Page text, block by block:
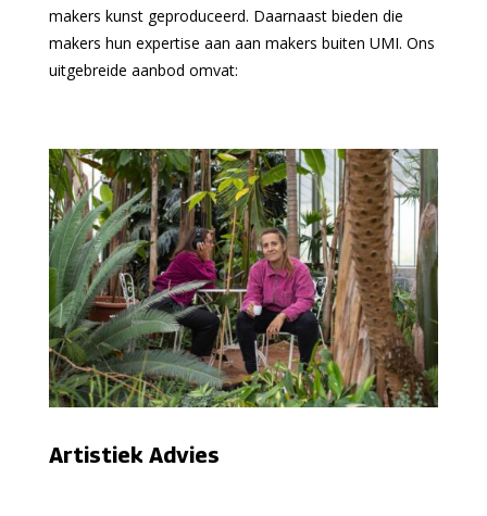
makers kunst geproduceerd. Daarnaast bieden die
makers hun expertise aan aan makers buiten UMI. Ons
uitgebreide aanbod omvat:
Artistiek Advies